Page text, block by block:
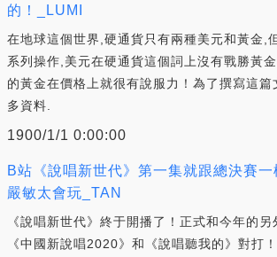
的！_LUMI
在地球這個世界,硬通貨只有兩種美元和黃金,
系列操作,美元在硬通貨這個詞上沒有戰勝黃
的黃金在價格上就很有說服力！為了撰寫這
多資料.
1900/1/1 0:00:00
B站《說唱新世代》第一集就跟總決賽
嚴敏太會玩_TAN
《說唱新世代》終于開播了！正式和今年的另
《中國新說唱2020》和《說唱聽我的》對打